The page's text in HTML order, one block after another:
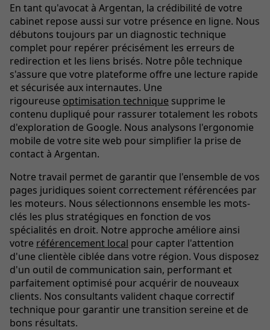
En tant qu'avocat à Argentan, la crédibilité de votre
cabinet repose aussi sur votre présence en ligne. Nous
débutons toujours par un diagnostic technique
complet pour repérer précisément les erreurs de
redirection et les liens brisés. Notre pôle technique
s'assure que votre plateforme offre une lecture rapide
et sécurisée aux internautes. Une
rigoureuse optimisation technique supprime le
contenu dupliqué pour rassurer totalement les robots
d'exploration de Google. Nous analysons l'ergonomie
mobile de votre site web pour simplifier la prise de
contact à Argentan.
Notre travail permet de garantir que l'ensemble de vos
pages juridiques soient correctement référencées par
les moteurs. Nous sélectionnons ensemble les mots-
clés les plus stratégiques en fonction de vos
spécialités en droit. Notre approche améliore ainsi
votre référencement local pour capter l'attention
d'une clientèle ciblée dans votre région. Vous disposez
d'un outil de communication sain, performant et
parfaitement optimisé pour acquérir de nouveaux
clients. Nos consultants valident chaque correctif
technique pour garantir une transition sereine et de
bons résultats.